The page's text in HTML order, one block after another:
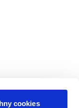
cookies